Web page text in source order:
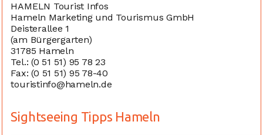
HAMELN Tourist Infos
Hameln Marketing und Tourismus GmbH
Deisterallee 1
(am Bürgergarten)
31785 Hameln
Tel.: (0 51 51) 95 78 23
Fax: (0 51 51) 95 78-40
touristinfo@hameln.de
Sightseeing Tipps Hameln